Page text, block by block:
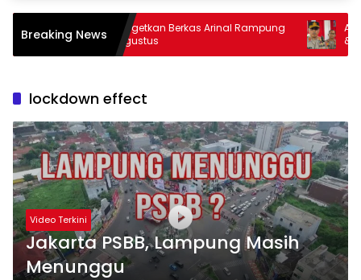
Breaking News
Kejati Targetkan Berkas Arinal Rampung
Bulan Agustus
AKBP
& Curas
lockdown effect
Video Terkini
Jakarta PSBB, Lampung Masih
Menunggu